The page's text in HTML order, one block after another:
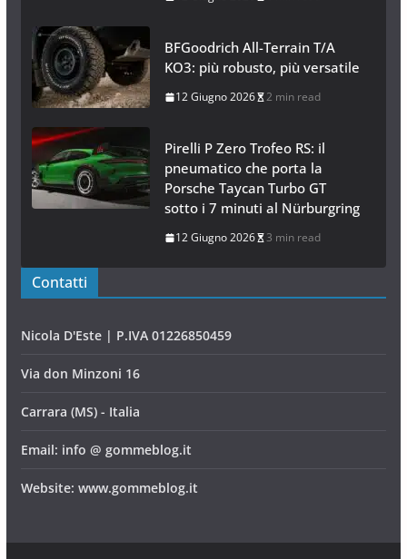
BFGoodrich All-Terrain T/A
KO3: più robusto, più versatile
12 Giugno 2026 2 min read
Pirelli P Zero Trofeo RS: il
pneumatico che porta la
Porsche Taycan Turbo GT
sotto i 7 minuti al Nürburgring
12 Giugno 2026 3 min read
Contatti
Nicola D'Este | P.IVA 01226850459
Via don Minzoni 16
Carrara (MS) - Italia
Email: info @ gommeblog.it
Website: www.gommeblog.it